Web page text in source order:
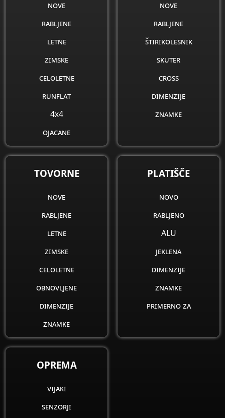
nove
rabljene
letne
zimske
celoletne
runflat
4x4
ojacane
obnovljene
dimenzije
nove
rabljene
štirikolesnik
skuter
cross
dimenzije
znamke
TOVORNE
nove
rabljene
letne
zimske
celoletne
obnovljene
dimenzije
znamke
PLATIŠČE
novo
rabljeno
ALU
jeklena
dimenzije
znamke
primerno za
OPREMA
vijaki
senzorji